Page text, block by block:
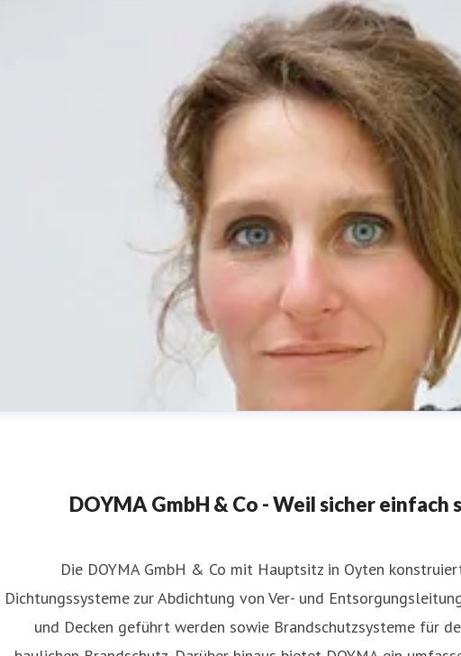
SEA Digital Marketing Managerin
Media Management
DOYMA GmbH & Co - Weil sicher einfach
Die DOYMA GmbH & Co mit Hauptsitz in Oyten
Dichtungssysteme zur Abdichtung von Ver- und
und Decken geführt werden sowie Brandschutzsysteme für